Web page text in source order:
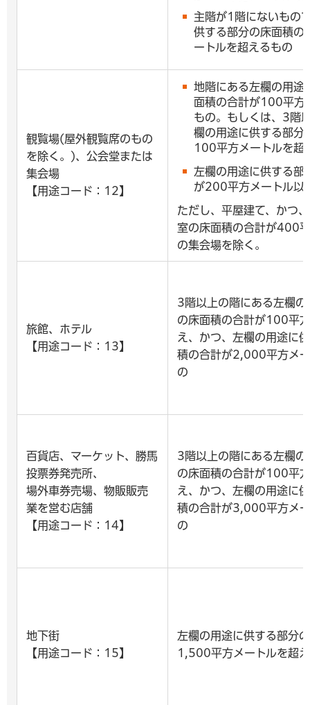
主階が1階にないもの
供する部分の床面積
ートルを超えるもの
観覧場(屋外観覧席のもの
を除く。)、公会堂または
集会場
【用途コード：12】
地階にある左欄の用途
面積の合計が100平方
もの。もしくは、3階
欄の用途に供する部分
100平方メートルを超
左欄の用途に供する部
が200平方メートル以
ただし、平屋建て、かつ
室の床面積の合計が400
の集会場を除く。
旅館、ホテル
【用途コード：13】
3階以上の階にある左欄の
の床面積の合計が100平
え、かつ、左欄の用途に
積の合計が2,000平方メ
の
百貨店、マーケット、勝馬
投票券発売所、
場外車券売場、物販販売
業を営む店舗
【用途コード：14】
3階以上の階にある左欄の
の床面積の合計が100平
え、かつ、左欄の用途に
積の合計が3,000平方メ
の
地下街
【用途コード：15】
左欄の用途に供する部分
1,500平方メートルを超